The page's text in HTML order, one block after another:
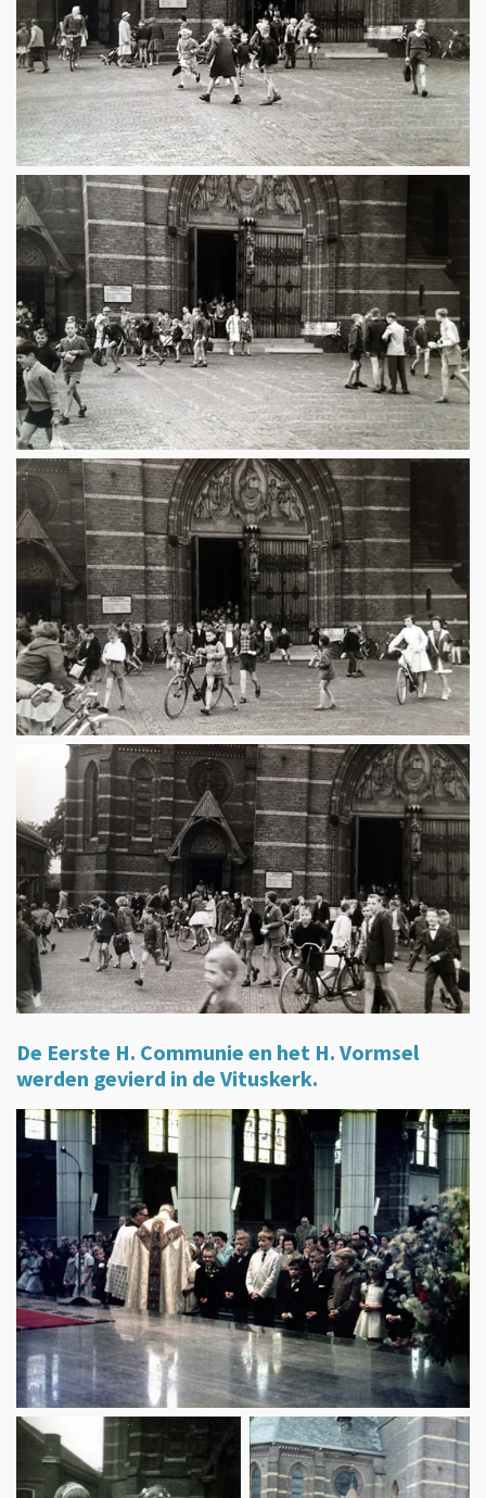
De Eerste H. Communie en het H. Vormsel
werden gevierd in de Vituskerk.